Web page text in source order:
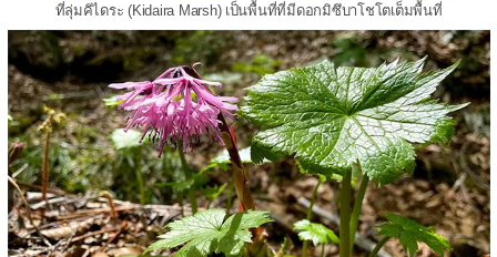
ที่ลุ่มคิไดระ (Kidaira Marsh) เป็นพื้นที่ที่มีดอกมิซึบาโชโตเต็มพื้นที่